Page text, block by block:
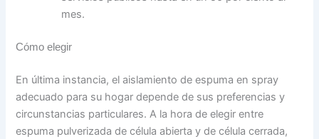
mes.
Cómo elegir
En última instancia, el aislamiento de espuma en spray
adecuado para su hogar depende de sus preferencias y
circunstancias particulares. A la hora de elegir entre
espuma pulverizada de célula abierta y de célula cerrada,